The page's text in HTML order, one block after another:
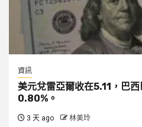
資訊
美元兌雷亞爾收在5.11，巴
0.80%。
3 天 ago 林美玲